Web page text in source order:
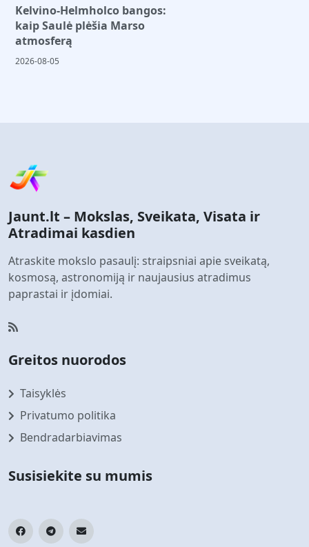
Kelvino-Helmholco bangos:
kaip Saulė plėšia Marso
atmosferą
2026-08-05
Jaunt.lt – Mokslas, Sveikata, Visata ir
Atradimai kasdien
Atraskite mokslo pasaulį: straipsniai apie sveikatą,
kosmosą, astronomiją ir naujausius atradimus
paprastai ir įdomiai.
Greitos nuorodos
Taisyklės
Privatumo politika
Bendradarbiavimas
Susisiekite su mumis